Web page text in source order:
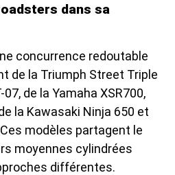
dans sa
concurrence redoutable
de la Triumph Street Triple
de la Yamaha XSR700,
la Kawasaki Ninja 650 et
modèles partagent le
moyennes cylindrées
différentes.